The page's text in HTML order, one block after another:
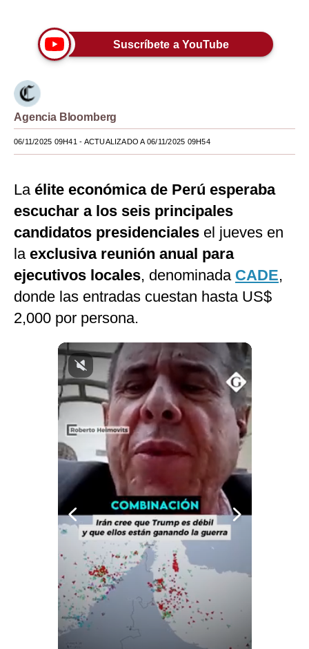
Moda
Mundo
España
Internacional
Club del Suscriptor
Mix
G de Gestión
Notas Contratadas
Gestión TV
Fotogalerías
gestion.pe
Condiciones
Suscríbete a YouTube
Agencia Bloomberg
06/11/2025 09H41 - ACTUALIZADO A 06/11/2025 09H54
La élite económica de Perú esperaba
escuchar a los seis principales
candidatos presidenciales el jueves en
la exclusiva reunión anual para
ejecutivos locales, denominada CADE,
donde las entradas cuestan hasta US$
2,000 por persona.